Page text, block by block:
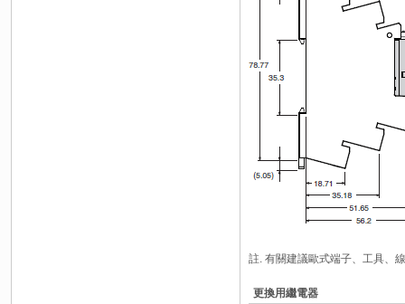
註. 有關建議歐式端子、工具、
更換用繼電器